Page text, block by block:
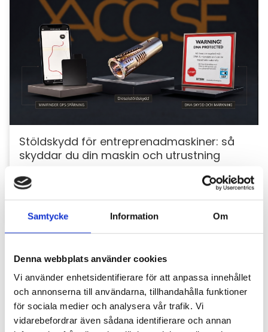
Samtycke Information Om
Denna webbplats använder cookies
Vi använder enhetsidentifierare för att anpassa innehållet
och annonserna till användarna, tillhandahålla funktioner
för sociala medier och analysera vår trafik. Vi
vidarebefordrar även sådana identifierare och annan
Stöldskydd för entreprenadmaskiner: så
skyddar du din maskin och utrustning
För entreprenörer är maskinerna hjärtat i
verksamheten. Därför är det viktigt att skydda dem
mot stölder och skador som kan orsaka kostsamma